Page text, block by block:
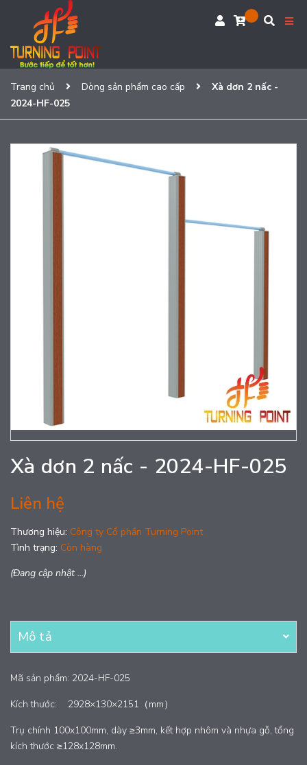
Trang chủ Dòng sản phẩm cao cấp
Xà dơn 2 nấc -
2024-HF-025
Xà dơn 2 nấc - 2024-HF-025
Liên hệ
Thương hiệu: Công ty Cổ phần Turning Point
Tình trạng: Còn hàng
(Đang cập nhật ...)
Mô tả
Mã sản phẩm: 2024-HF-025
Kích thước:
2928×130×2151（mm）
Trụ chính 100x100mm, dày ≥3mm, kết hợp nhôm và nhựa gỗ, tổng
kích thước ≥128x128mm.